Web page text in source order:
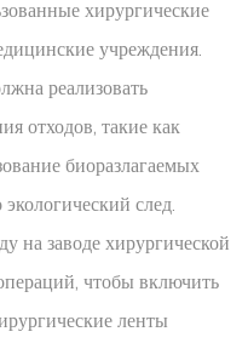
хирургические
учреждения.
реализовать
отходов, такие как
биоразлагаемых
след.
на заводе хирургической
чтобы включить
ленты